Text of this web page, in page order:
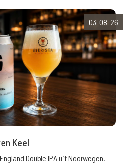
03-08-26
Keel
Double IPA uit Noorwegen.